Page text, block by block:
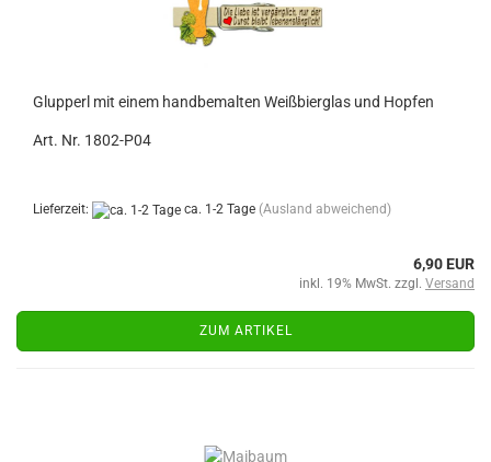
Glupperl mit einem handbemalten Weißbierglas und Hopfen
Art. Nr. 1802-P04
Lieferzeit: ca. 1-2 Tage (Ausland abweichend)
6,90 EUR
inkl. 19% MwSt. zzgl. Versand
ZUM ARTIKEL